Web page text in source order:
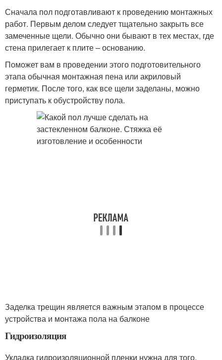
Сначала пол подготавливают к проведению монтажных
работ. Первым делом следует тщательно закрыть все
замеченные щели. Обычно они бывают в тех местах, где
стена прилегает к плите – основанию.
Поможет вам в проведении этого подготовительного
этапа обычная монтажная пена или акриловый
герметик. После того, как все щели заделаны, можно
приступать к обустройству пола.
Заделка трещин является важным этапом в процессе
устройства и монтажа пола на балконе
Гидроизоляция
Укладка гидроизоляционной пленки нужна для того,